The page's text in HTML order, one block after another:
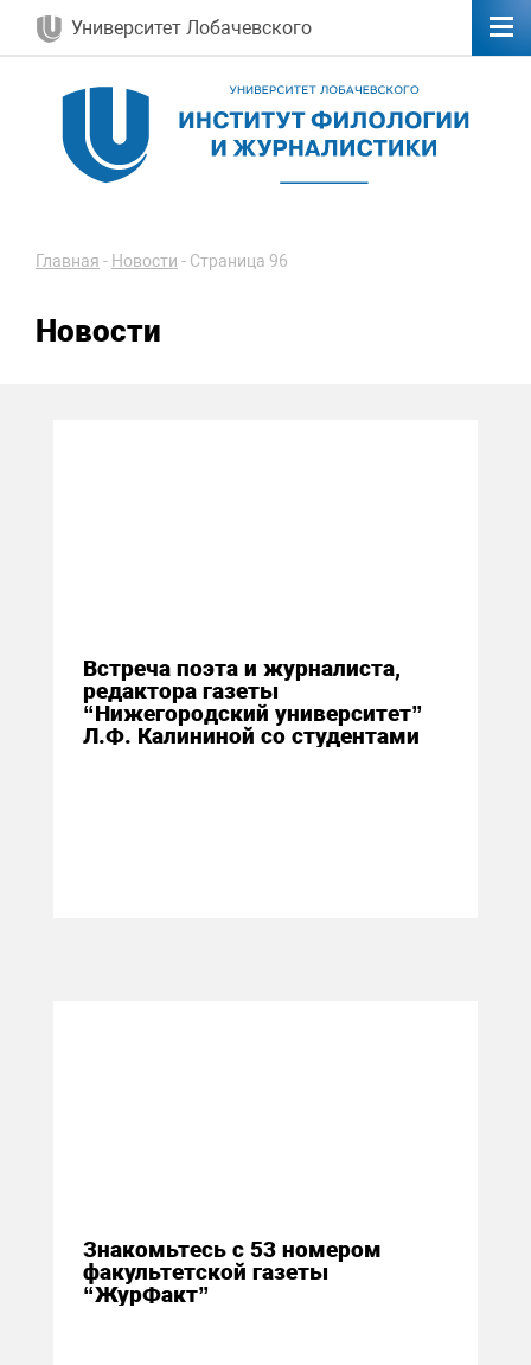
Университет Лобачевского
Главная - Новости - Страница 96
Новости
Встреча поэта и журналиста,
редактора газеты
“Нижегородский университет”
Л.Ф. Калининой со студентами
Знакомьтесь с 53 номером
факультетской газеты
“ЖурФакт”